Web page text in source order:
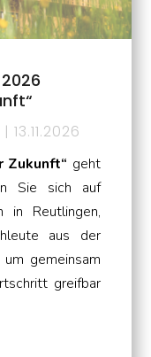
Zukunft“ geht
Sie sich auf
in Reutlingen,
aus der
um gemeinsam
greifbar